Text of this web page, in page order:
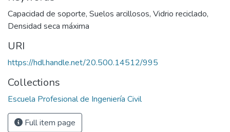
Capacidad de soporte, Suelos arcillosos, Vidrio reciclado,
Densidad seca máxima
URI
https://hdl.handle.net/20.500.14512/995
Collections
Escuela Profesional de Ingeniería Civil
Full item page